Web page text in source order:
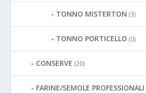
TONNO MISTERTON (3)
TONNO PORTICELLO (0)
CONSERVE (20)
FARINE/SEMOLE PROFESSIONALI